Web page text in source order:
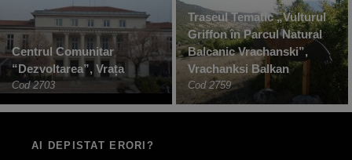
Centrul Comunitar
“Dezvoltarea”, Vrața
Cod 2703
Traseul Tematic „Vulturul
Griffon în Parcul Natural
Balcanic Vrachanski”,
Vrachanksi Balkan
Cod 2759
AI DEPISTAT ERORI?